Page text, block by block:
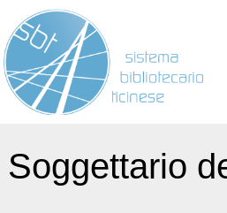
Soggettario